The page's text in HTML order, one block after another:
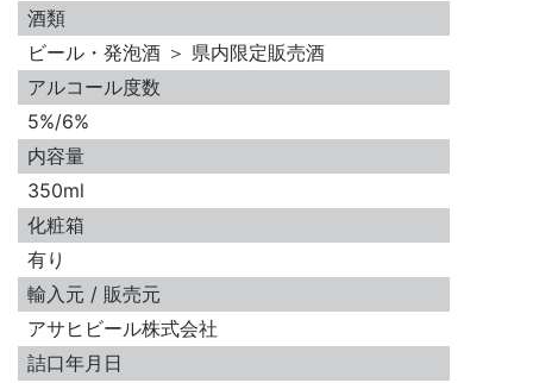
酒類
ビール・発泡酒 ＞ 県内限定販売酒
アルコール度数
5%/6%
内容量
350ml
化粧箱
有り
輸入元 / 販売元
アサヒビール株式会社
詰口年月日